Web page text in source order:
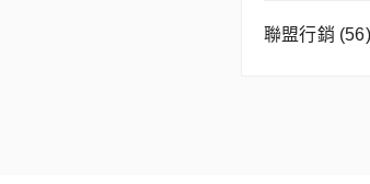
聯盟行銷 (56)